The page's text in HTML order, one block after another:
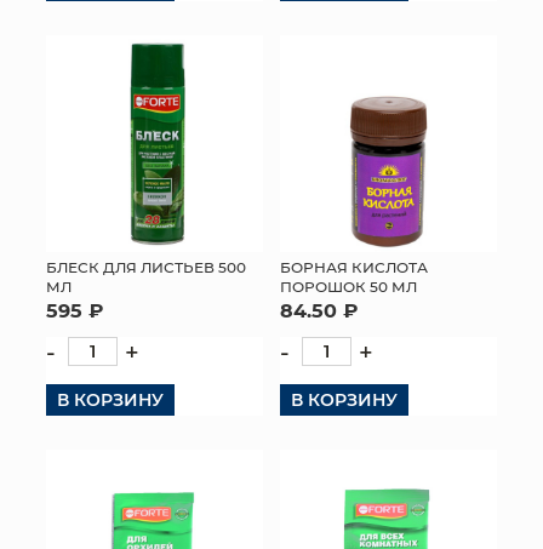
БЛЕСК ДЛЯ ЛИСТЬЕВ 500
МЛ
595 ₽
- +
В КОРЗИНУ
БОРНАЯ КИСЛОТА
ПОРОШОК 50 МЛ
84.50 ₽
- +
В КОРЗИНУ